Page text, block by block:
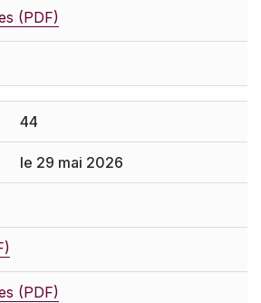
(PDF)
44
le 29 mai 2026
(PDF)